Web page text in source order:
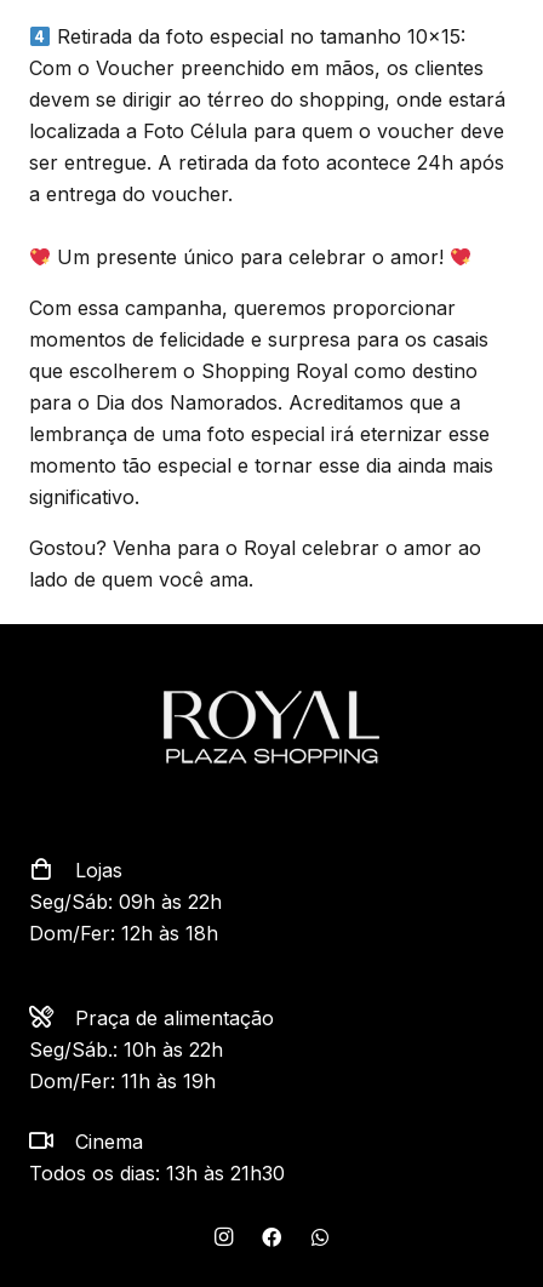
Retirada da foto especial no tamanho 10×15:
Com o Voucher preenchido em mãos, os clientes
devem se dirigir ao térreo do shopping, onde estará
localizada a Foto Célula para quem o voucher deve
ser entregue. A retirada da foto acontece 24h após
a entrega do voucher.
Um presente único para celebrar o amor!
Com essa campanha, queremos proporcionar
momentos de felicidade e surpresa para os casais
que escolherem o Shopping Royal como destino
para o Dia dos Namorados. Acreditamos que a
lembrança de uma foto especial irá eternizar esse
momento tão especial e tornar esse dia ainda mais
significativo.
Gostou? Venha para o Royal celebrar o amor ao
lado de quem você ama.
Lojas
Seg/Sáb: 09h às 22h
Dom/Fer: 12h às 18h
Praça de alimentação
Seg/Sáb.: 10h às 22h
Dom/Fer: 11h às 19h
Cinema
Todos os dias: 13h às 21h30